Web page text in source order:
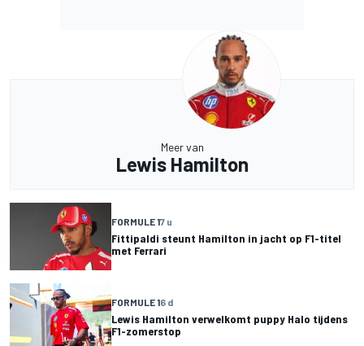
Meer van
Lewis Hamilton
FORMULE 17 u
Fittipaldi steunt Hamilton in jacht op F1-titel
met Ferrari
FORMULE 16 d
Lewis Hamilton verwelkomt puppy Halo tijdens
F1-zomerstop